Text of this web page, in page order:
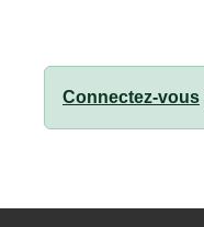
Connectez-vous